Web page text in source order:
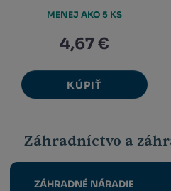
4,67 €
KÚPIŤ
MENEJ AKO 5 KS
Záhradníctvo a
ZÁHRADNÉ NÁRADIE